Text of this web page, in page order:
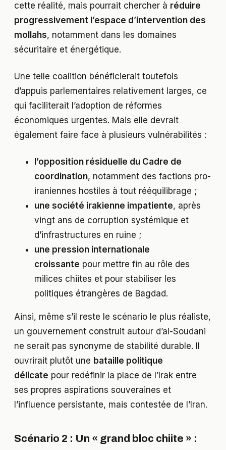
cette réalité, mais pourrait chercher à réduire
progressivement l’espace d’intervention des
mollahs, notamment dans les domaines
sécuritaire et énergétique.
Une telle coalition bénéficierait toutefois
d’appuis parlementaires relativement larges, ce
qui faciliterait l’adoption de réformes
économiques urgentes. Mais elle devrait
également faire face à plusieurs vulnérabilités :
l’opposition résiduelle du Cadre de
coordination, notamment des factions pro-
iraniennes hostiles à tout rééquilibrage ;
une société irakienne impatiente, après
vingt ans de corruption systémique et
d’infrastructures en ruine ;
une pression internationale
croissante pour mettre fin au rôle des
milices chiites et pour stabiliser les
politiques étrangères de Bagdad.
Ainsi, même s’il reste le scénario le plus réaliste,
un gouvernement construit autour d’al-Soudani
ne serait pas synonyme de stabilité durable. Il
ouvrirait plutôt une bataille politique
délicate pour redéfinir la place de l’Irak entre
ses propres aspirations souveraines et
l’influence persistante, mais contestée de l’Iran.
Scénario 2 : Un « grand bloc chiite » :